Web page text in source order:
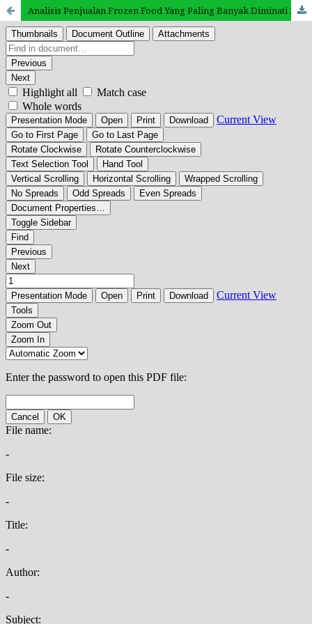
Analisis Penjualan Frozen Food Yang Paling Banyak Diminati Menggunakan Metode K-Means